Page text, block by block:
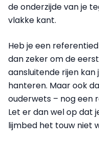
de onderzijde van je
vlakke kant.
Heb je een
dan zeker om de
aansluitende rijen
hanteren. Maar ook
ouderwets – nog een
Let er dan wel op dat
lijmbed het touw niet